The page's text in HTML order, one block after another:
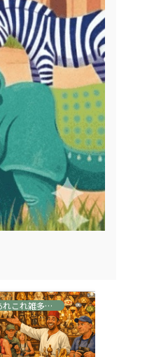
中東あれこれ雑多な情報